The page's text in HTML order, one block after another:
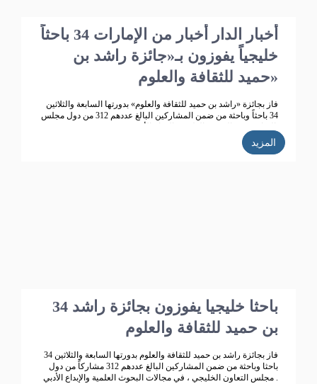
أخبار الدار أخبار من الإمارات 34 باحثاً
خليجياً يفوزون بـ«جائزة راشد بن
حميد للثقافة والعلوم»
فاز بجائزة «راشد بن حميد للثقافة والعلوم» بدورتها السابعة والثلاثين
34 باحثاً وباحثة من ضمن المشاركين البالغ عددهم 312 من دول مجلس
المزيد
34 باحثا خليجيا يفوزون بجائزة راشد
بن حميد للثقافة والعلوم
فاز بجائزة راشد بن حميد للثقافة والعلوم بدورتها السابعة والثلاثين 34
باحثا وباحثة من ضمن المشاركين البالغ عددهم 312 مشاركاً من دول
مجلس التعاون الخليجي ، في مجالات البحوث العلمية والإبداع الأدبي .